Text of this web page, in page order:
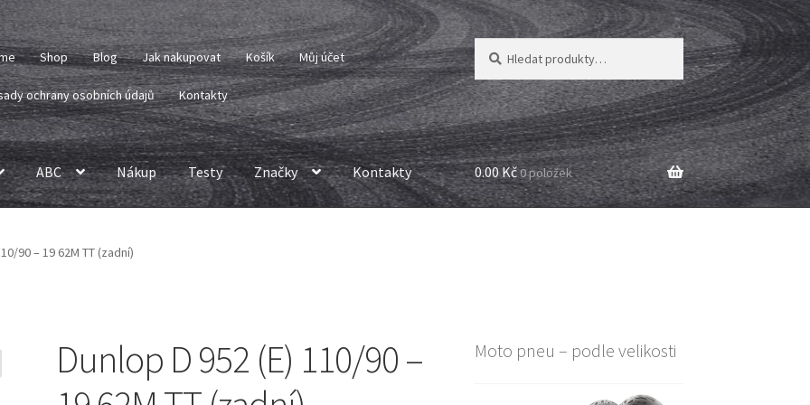
Shop Blog Jak nakupovat Košík Můj účet
ochrany osobních údajů Kontakty
Hledat:
Hledat
ABC Nákup Testy Značky Kontakty 0.00 Kč0 položek
90 – 19 62M TT (zadní)
Dunlop D 952 (E) 110/90 –
Moto pneu – podle velikosti